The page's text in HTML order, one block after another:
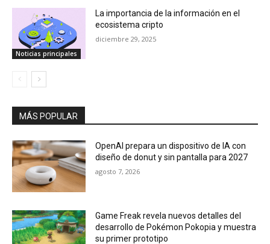
Noticias principales
La importancia de la información en el
ecosistema cripto
diciembre 29, 2025
MÁS POPULAR
OpenAI prepara un dispositivo de IA con
diseño de donut y sin pantalla para 2027
agosto 7, 2026
Game Freak revela nuevos detalles del
desarrollo de Pokémon Pokopia y muestra
su primer prototipo